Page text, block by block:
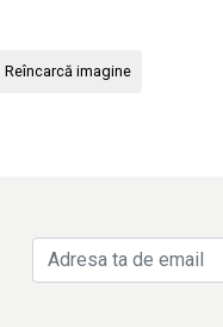
Reîncarcă imagine